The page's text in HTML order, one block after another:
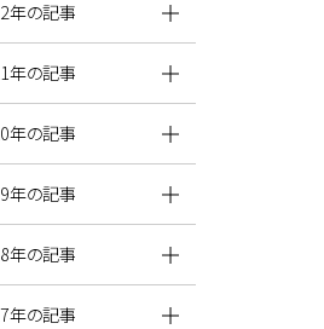
年の記事
年の記事
年の記事
年の記事
年の記事
年の記事